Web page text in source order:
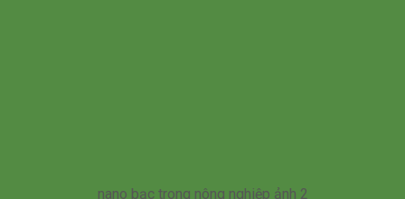
nano bạc trong nông nghiệp ảnh 2